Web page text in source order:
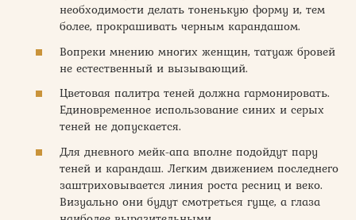
необходимости делать тоненькую форму и, тем
более, прокрашивать черным карандашом.
Вопреки мнению многих женщин, татуаж бровей
не естественный и вызывающий.
Цветовая палитра теней должна гармонировать.
Единовременное использование синих и серых
теней не допускается.
Для дневного мейк-апа вполне подойдут пару
теней и карандаш. Легким движением последнего
заштриховывается линия роста ресниц и веко.
Визуально они будут смотреться гуще, а глаза